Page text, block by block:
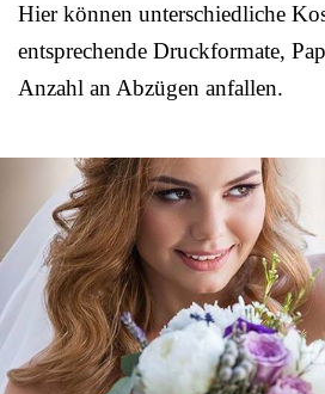
Hier können unterschiedliche
entsprechende Druckformate,
Anzahl an Abzügen anfallen.